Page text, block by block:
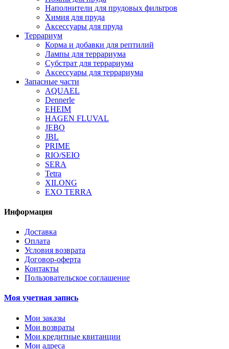
Наполнители для прудовых фильтров
Химия для пруда
Аксессуары для пруда
Террариум
Корма и добавки для рептилий
Лампы для террариума
Субстрат для террариума
Аксессуары для террариума
Запасные части
AQUAEL
Dennerle
EHEIM
HAGEN FLUVAL
JEBO
JBL
PRIME
RIO/SEIO
SERA
Tetra
XILONG
EXO TERRA
Информация
Доставка
Оплата
Условия возврата
Договор-оферта
Контакты
Пользовательское соглашение
Моя учетная запись
Мои заказы
Мои возвраты
Мои кредитные квитанции
Мои адреса